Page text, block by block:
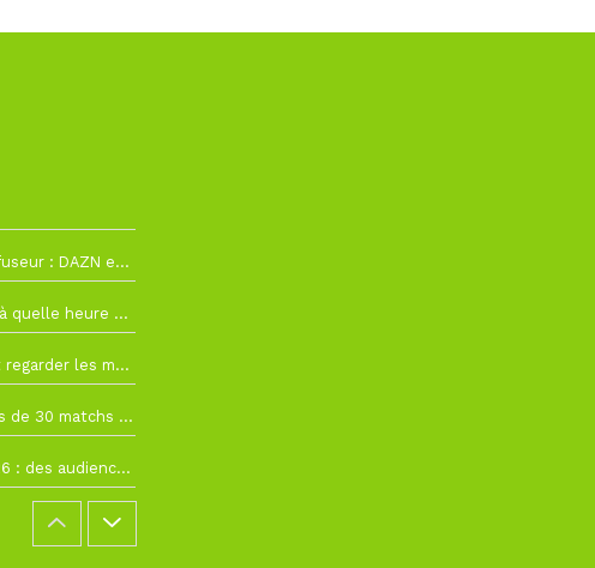
La Liga change de diffuseur : DAZN et Disney+ remplacent beIN Sports !
RC Lens – Villarreal : à quelle heure et sur quelle chaîne voir la finale de la Como Cup ?
Como Cup : comment regarder les matchs du RC Lens en direct ?
Ligue 1+ diffusera plus de 30 matchs amicaux avant la reprise de la Ligue 1
Coupe du monde 2026 : des audiences record, mais M6 devrait perdre très gros !